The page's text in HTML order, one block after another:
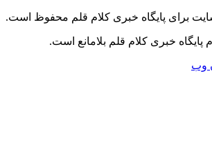
برای پایگاه خبری کلام قلم محفوظ است.
پایگاه خبری کلام قلم بلامانع است.
وب